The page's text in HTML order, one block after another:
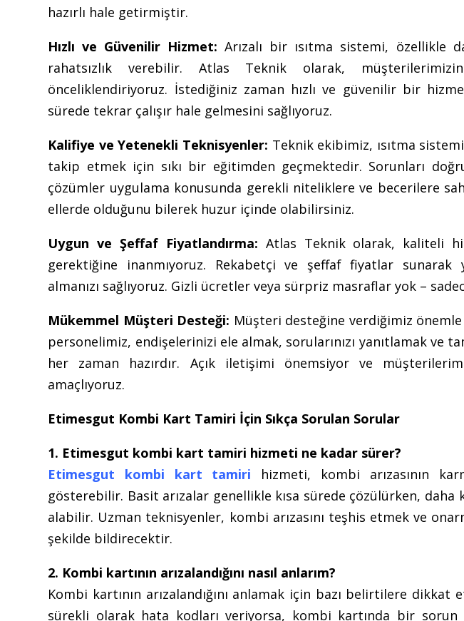
hazırlı hale getirmiştir.
Hızlı ve Güvenilir Hizmet: Arızalı bir ısıtma sistemi, özellikle
rahatsızlık verebilir. Atlas Teknik olarak,
önceliklendiriyoruz. İstediğiniz zaman hızlı ve güvenilir bir
sürede tekrar çalışır hale gelmesini sağlıyoruz.
Kalifiye ve Yetenekli Teknisyenler: Teknik ekibimiz, ısıtma
takip etmek için sıkı bir eğitimden geçmektedir. Sorunları
çözümler uygulama konusunda gerekli niteliklere ve becerilere
ellerde olduğunu bilerek huzur içinde olabilirsiniz.
Uygun ve Şeffaf Fiyatlandırma: Atlas Teknik olarak, kaliteli
gerektiğine inanmıyoruz. Rekabetçi ve şeffaf fiyatlar sunarak
almanızı sağlıyoruz. Gizli ücretler veya sürpriz masraflar yok –
Mükemmel Müşteri Desteği: Müşteri desteğine verdiğimiz
personelimiz, endişelerinizi ele almak, sorularınızı yanıtlamak ve
her zaman hazırdır. Açık iletişimi önemsiyor ve
amaçlıyoruz.
Etimesgut Kombi Kart Tamiri İçin Sıkça Sorulan Sorular
1. Etimesgut kombi kart tamiri hizmeti ne kadar sürer?
Etimesgut kombi kart tamiri hizmeti, kombi arızasının
gösterebilir. Basit arızalar genellikle kısa sürede çözülürken, daha
alabilir. Uzman teknisyenler, kombi arızasını teşhis etmek ve
şekilde bildirecektir.
2. Kombi kartının arızalandığını nasıl anlarım?
Kombi kartının arızalandığını anlamak için bazı belirtilere dikkat
sürekli olarak hata kodları veriyorsa, kombi kartında bir sorun